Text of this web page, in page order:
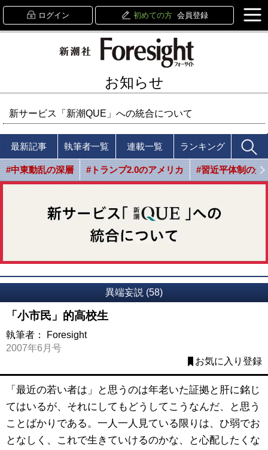
ログイン 初めての方 会員登録
お知らせ
新サービス「新潮QUE」への統合について
最新記事 執筆者一覧 連載一覧 ランキング
#中東動乱の深層 #トランプ2.0のアメリカ #習近平体制の光
異端妄説 (58)
「小市民」的高校生
執筆者：
Foresight
2007年6月号
お気に入り登録
「最近の若い者は」と思うのは年老いた証拠と肝に銘じ
てはいるが、それにしてもどうしてこうなんだ、と思う
ことばかりである。一人一人見ている限りは、ひ弱でお
となしく、これで生きていけるのかな、と心配したくな